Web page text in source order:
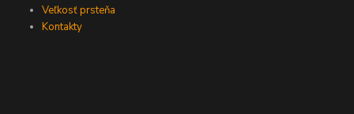
Veľkosť prsteňa
Kontakty